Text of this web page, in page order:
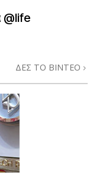
@life
ΔΕΣ ΤΟ ΒΙΝΤΕΟ